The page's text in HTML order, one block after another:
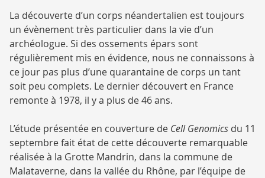
La découverte d’un corps néandertalien est toujours
un évènement très particulier dans la vie d’un
archéologue. Si des ossements épars sont
régulièrement mis en évidence, nous ne connaissons à
ce jour pas plus d’une quarantaine de corps un tant
soit peu complets. Le dernier découvert en France
remonte à 1978, il y a plus de 46 ans.
L’étude présentée en couverture de Cell Genomics du 11
septembre fait état de cette découverte remarquable
réalisée à la Grotte Mandrin, dans la commune de
Malataverne, dans la vallée du Rhône, par l’équipe de